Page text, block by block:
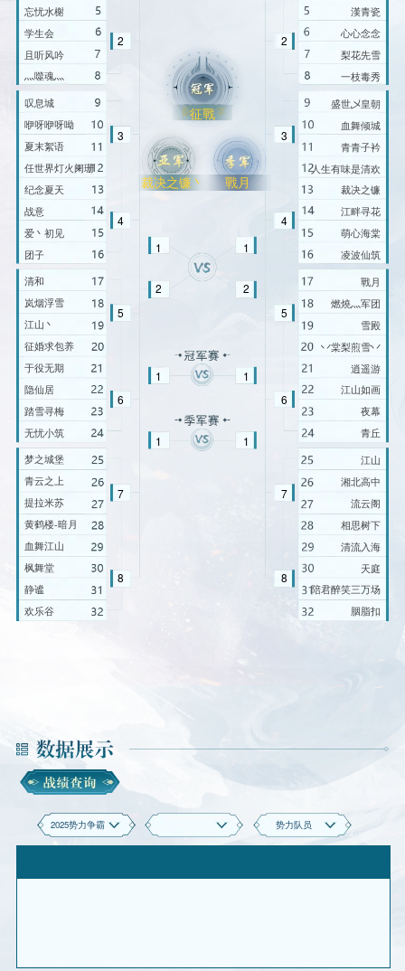
忘忧水榭
学生会
且听风吟
灬噬魂灬
叹息城
咿呀咿呀呦
夏末絮语
任世界灯火阑珊
纪念夏天
战意
爱丶初见
团子
清和
岚烟浮雪
江山丶
征婚求包养
于役无期
隐仙居
踏雪寻梅
无忧小筑
梦之城堡
青云之上
提拉米苏
黄鹤楼-暗月
血舞江山
枫舞堂
静谧
欢乐谷
漢青瓷
心心念念
梨花先雪
一枝毒秀
盛世乄皇朝
血舞倾城
青青子衿
人生有味是清欢
裁决之镰
江畔寻花
萌心海棠
凌波仙筑
戰月
燃燒灬军团
雪殿
丷棠梨煎雪丷
逍遥游
江山如画
夜幕
青丘
江山
湘北高中
流云阁
相思树下
清流入海
天庭
陪君醉笑三万场
胭脂扣
2 2
3 3
4 4
5 5
6 6
7 7
8 8
1 1
2 2
1 1
1 1
征戰
裁决之镰丶 戰月
2025势力争霸 势力队员